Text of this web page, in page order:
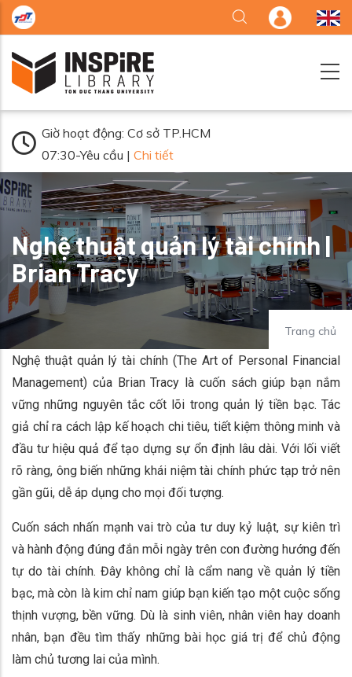
Nhảy đến nội dung
Giờ hoạt động: Cơ sở TP.HCM
07:30-Yêu cầu | Chi tiết
Nghệ thuật quản lý tài chính |
Brian Tracy
Trang chủ
Nghệ thuật quản lý tài chính (The Art of Personal Financial
Management) của Brian Tracy là cuốn sách giúp bạn nắm
vững những nguyên tắc cốt lõi trong quản lý tiền bạc. Tác
giả chỉ ra cách lập kế hoạch chi tiêu, tiết kiệm thông minh và
đầu tư hiệu quả để tạo dựng sự ổn định lâu dài. Với lối viết
rõ ràng, ông biến những khái niệm tài chính phức tạp trở nên
gần gũi, dễ áp dụng cho mọi đối tượng.
Cuốn sách nhấn mạnh vai trò của tư duy kỷ luật, sự kiên trì
và hành động đúng đắn mỗi ngày trên con đường hướng đến
tự do tài chính. Đây không chỉ là cẩm nang về quản lý tiền
bạc, mà còn là kim chỉ nam giúp bạn kiến tạo một cuộc sống
thịnh vượng, bền vững. Dù là sinh viên, nhân viên hay doanh
nhân, bạn đều tìm thấy những bài học giá trị để chủ động
làm chủ tương lai của mình.